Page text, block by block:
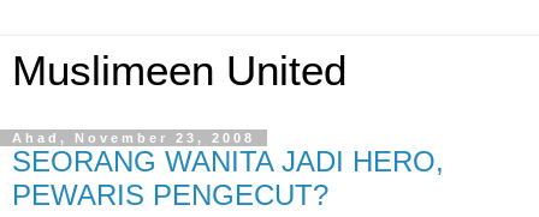
Muslimeen United
Ahad, November 23, 2008
SEORANG WANITA JADI HERO,
PEWARIS PENGECUT?